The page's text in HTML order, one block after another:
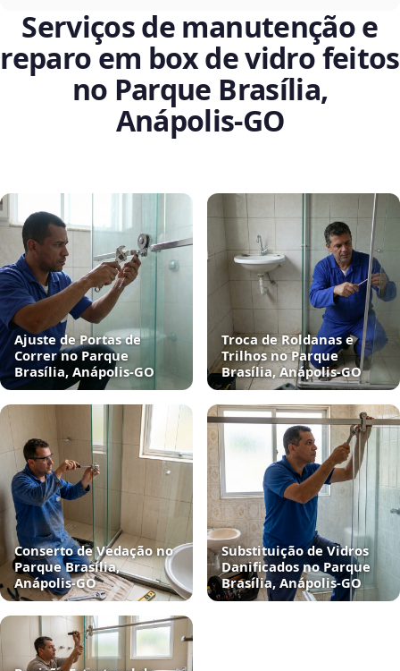
Serviços de manutenção e
reparo em box de vidro feitos
no Parque Brasília,
Anápolis‑GO
Ajuste de Portas de
Correr no Parque
Brasília, Anápolis‑GO
Troca de Roldanas e
Trilhos no Parque
Brasília, Anápolis‑GO
Conserto de Vedação no
Parque Brasília,
Anápolis‑GO
Substituição de Vidros
Danificados no Parque
Brasília, Anápolis‑GO